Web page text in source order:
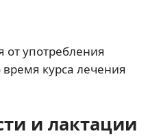
от употребления
курса лечения
и лактации